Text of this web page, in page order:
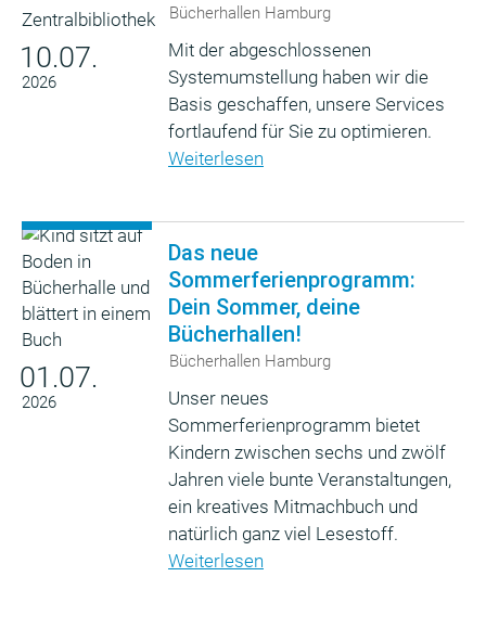
10.07.
2026
Bücherhallen Hamburg
Mit der abgeschlossenen
Systemumstellung haben wir die
Basis geschaffen, unsere Services
fortlaufend für Sie zu optimieren.
Weiterlesen
01.07.
2026
Das neue
Sommerferienprogramm:
Dein Sommer, deine
Bücherhallen!
Bücherhallen Hamburg
Unser neues
Sommerferienprogramm bietet
Kindern zwischen sechs und zwölf
Jahren viele bunte Veranstaltungen,
ein kreatives Mitmachbuch und
natürlich ganz viel Lesestoff.
Weiterlesen